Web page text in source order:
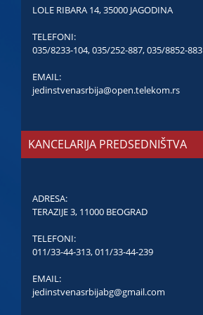
LOLE RIBARA 14, 35000 JAGODINA
TELEFONI:
035/8233-104,035/252-887,035/8852-883
EMAIL:
jedinstvenasrbija@open.telekom.rs
KANCELARIJA PREDSEDNIŠTVA
ADRESA:
TERAZIJE 3, 11000 BEOGRAD
TELEFONI:
011/33-44-313,011/33-44-239
EMAIL:
jedinstvenasrbijabg@gmail.com